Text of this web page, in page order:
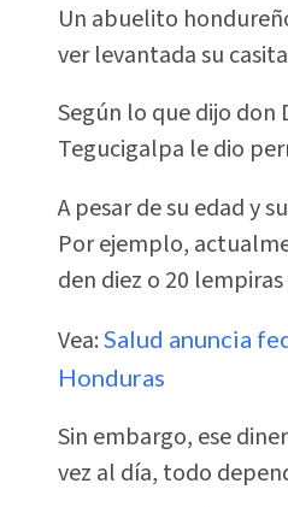
Un abuelito
ver levantada su
Según lo que dijo don
Tegucigalpa le dio
A pesar de su edad y
Por ejemplo,
den diez o 20
Vea: Salud anuncia
Honduras
Sin embargo, ese
vez al día, todo